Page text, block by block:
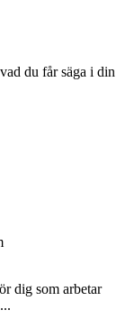
du får säga i din
dig som arbetar